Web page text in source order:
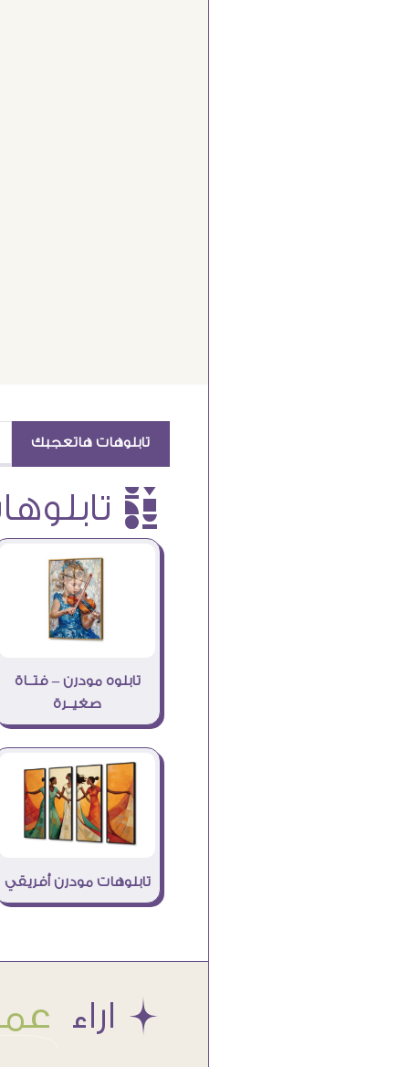
تابلوهات هاتعجبك
è تابلوهات
تابلوه مودرن – فتــاة
صغيــرة
تابلوهات مودرن أفريقي
Æ اراء